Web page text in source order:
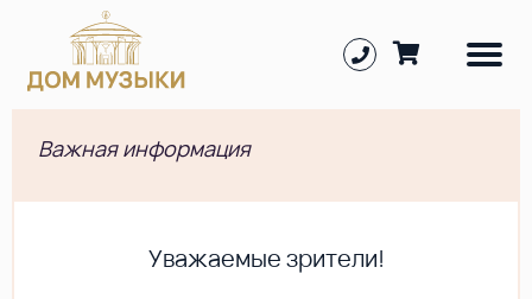
Важная информация
Уважаемые зрители!